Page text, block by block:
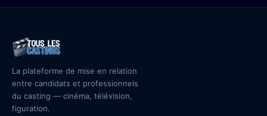
La plateforme de mise en relation
entre candidats et professionnels
du casting — cinéma, télévision,
figuration.